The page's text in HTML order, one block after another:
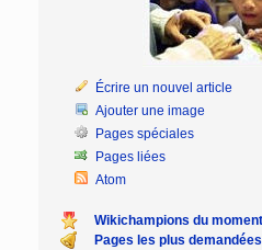
Écrire un nouvel article
Ajouter une image
Pages spéciales
Pages liées
Atom
Wikichampions du moment
Pages les plus demandées